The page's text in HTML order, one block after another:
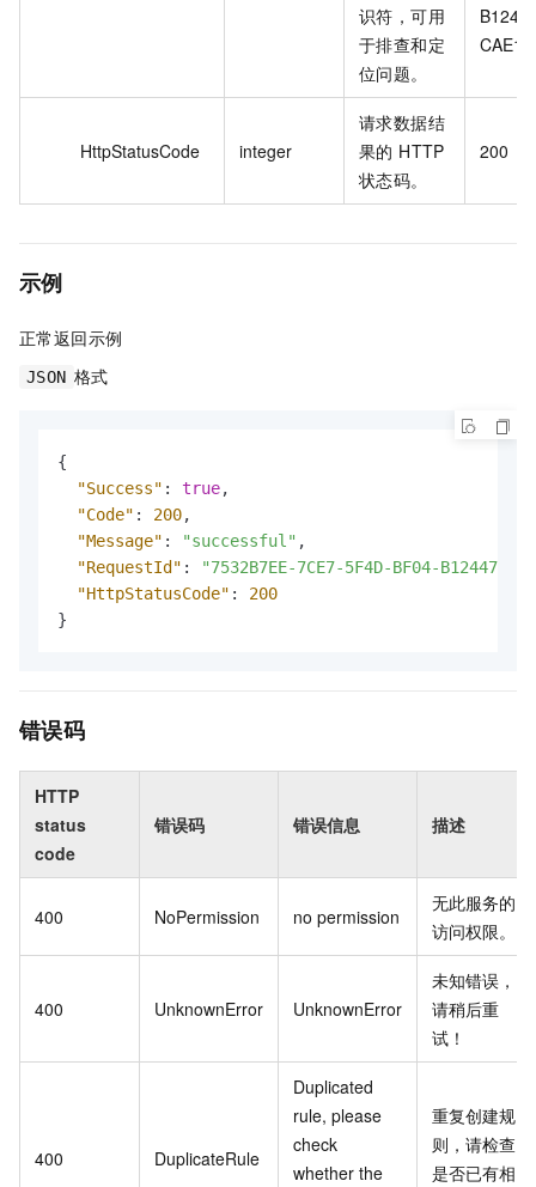
识符，可用
于排查和定
位问题。
CAE1
HttpStatusCode integer
请求数据结
果的 HTTP
状态码。
200
示例
正常返回示例
JSON 格式
{
"Success" : true,
"Code" : 200,
"Message" : "successful" ,
"RequestId" :
"7532B7EE-7CE7-5F4D-BF04-
"HttpStatusCode" :
200
}
错误码
HTTP
status
code
错误码 错误信息 描述
400 NoPermission no permission
无此服务的
访问权限。
400 UnknownError UnknownError
未知错误，
请稍后重
试！
400 DuplicateRule
Duplicated
rule, please
check
whether the
重复创建规
则，请检查
是否已有相